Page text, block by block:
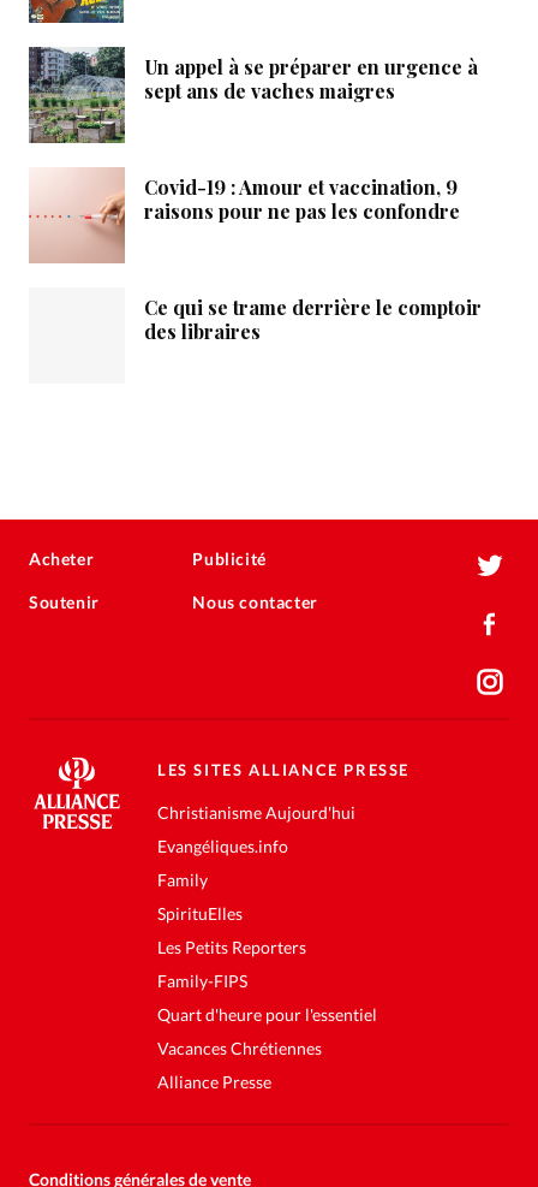
Un appel à se préparer en urgence à
sept ans de vaches maigres
Covid-19 : Amour et vaccination, 9
raisons pour ne pas les confondre
Ce qui se trame derrière le comptoir
des libraires
Acheter
Soutenir
Publicité
Nous contacter
LES SITES ALLIANCE PRESSE
Christianisme Aujourd'hui
Evangéliques.info
Family
SpirituElles
Les Petits Reporters
Family-FIPS
Quart d'heure pour l'essentiel
Vacances Chrétiennes
Alliance Presse
Conditions générales de vente